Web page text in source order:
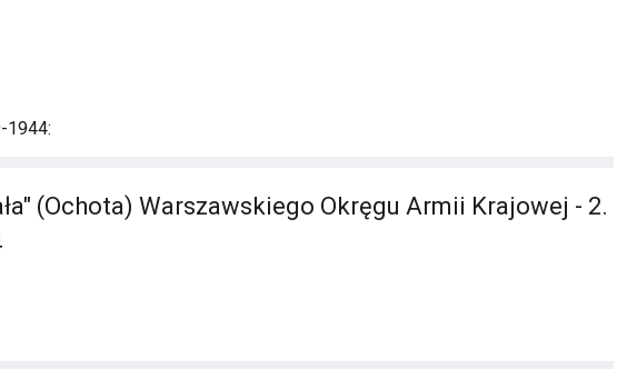
1944:
(Ochota) Warszawskiego Okręgu Armii Krajowej - 2.